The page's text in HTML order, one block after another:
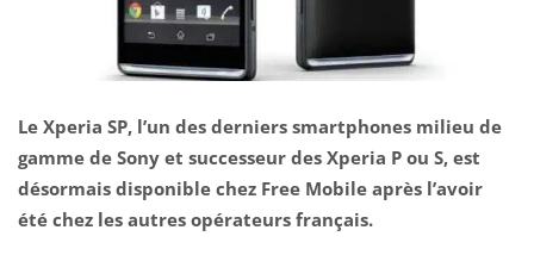
Le Xperia SP, l’un des derniers smartphones milieu de
gamme de Sony et successeur des Xperia P ou S, est
désormais disponible chez Free Mobile après l’avoir
été chez les autres opérateurs français.